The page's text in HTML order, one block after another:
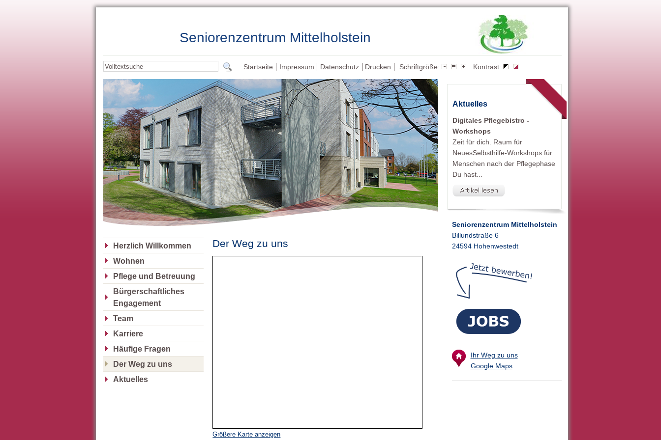
Seniorenzentrum Mittelholstein
Startseite Impressum Datenschutz Drucken Schriftgröße: Kontrast:
Aktuelles
Digitales Pflegebistro -
Workshops
Zeit für dich. Raum für
NeuesSelbsthilfe-Workshops für
Menschen nach der Pflegephase
Du hast...
Seniorenzentrum Mittelholstein
Billundstraße 6
24594 Hohenwestedt
Ihr Weg zu uns
Google Maps
Herzlich Willkommen
Wohnen
Pflege und Betreuung
Bürgerschaftliches
Engagement
Team
Karriere
Häufige Fragen
Der Weg zu uns
Aktuelles
Der Weg zu uns
Größere Karte anzeigen